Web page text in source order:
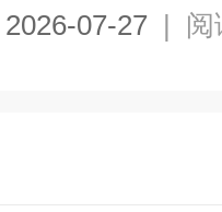
2026-07-27 | 阅